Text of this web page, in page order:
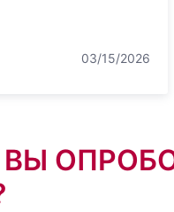
03/15/2026